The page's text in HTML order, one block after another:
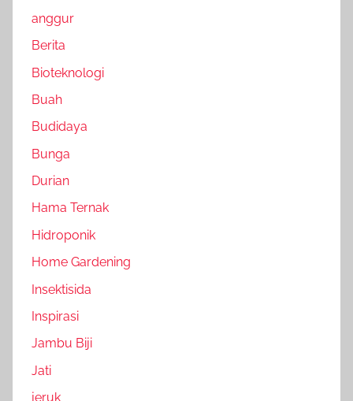
anggur
Berita
Bioteknologi
Buah
Budidaya
Bunga
Durian
Hama Ternak
Hidroponik
Home Gardening
Insektisida
Inspirasi
Jambu Biji
Jati
jeruk